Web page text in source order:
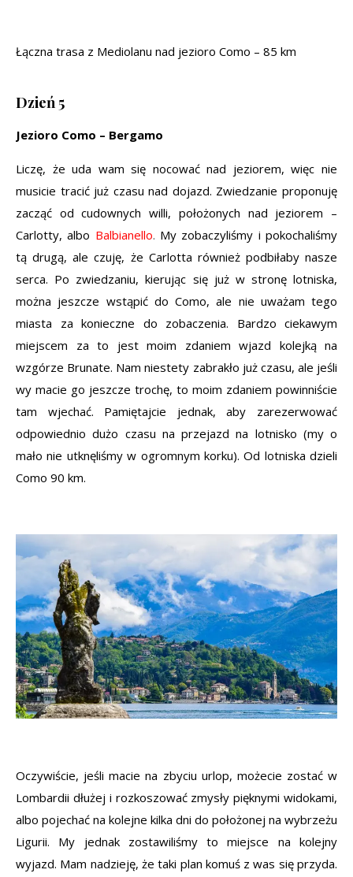
Łączna trasa z Mediolanu nad jezioro Como – 85 km
Dzień 5
Jezioro Como – Bergamo
Liczę, że uda wam się nocować nad jeziorem, więc nie
musicie tracić już czasu nad dojazd. Zwiedzanie proponuję
zacząć od cudownych willi, położonych nad jeziorem –
Carlotty, albo Balbianello. My zobaczyliśmy i pokochaliśmy
tą drugą, ale czuję, że Carlotta również podbiłaby nasze
serca. Po zwiedzaniu, kierując się już w stronę lotniska,
można jeszcze wstąpić do Como, ale nie uważam tego
miasta za konieczne do zobaczenia. Bardzo ciekawym
miejscem za to jest moim zdaniem wjazd kolejką na
wzgórze Brunate. Nam niestety zabrakło już czasu, ale jeśli
wy macie go jeszcze trochę, to moim zdaniem powinniście
tam wjechać. Pamiętajcie jednak, aby zarezerwować
odpowiednio dużo czasu na przejazd na lotnisko (my o
mało nie utknęliśmy w ogromnym korku). Od lotniska dzieli
Como 90 km.
Oczywiście, jeśli macie na zbyciu urlop, możecie zostać w
Lombardii dłużej i rozkoszować zmysły pięknymi widokami,
albo pojechać na kolejne kilka dni do położonej na wybrzeżu
Ligurii. My jednak zostawiliśmy to miejsce na kolejny
wyjazd. Mam nadzieję, że taki plan komuś z was się przyda.